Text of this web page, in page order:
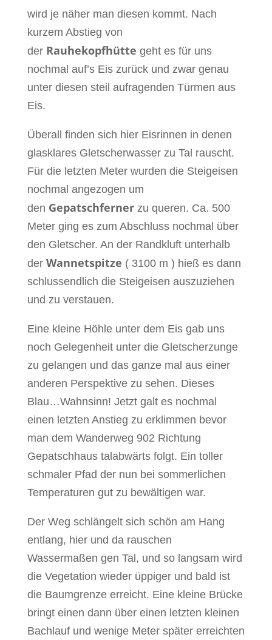
wird je näher man diesen kommt. Nach
kurzem Abstieg von
der Rauhekopfhütte geht es für uns
nochmal auf’s Eis zurück und zwar genau
unter diesen steil aufragenden Türmen aus
Eis.
Überall finden sich hier Eisrinnen in denen
glasklares Gletscherwasser zu Tal rauscht.
Für die letzten Meter wurden die Steigeisen
nochmal angezogen um
den Gepatschferner zu queren. Ca. 500
Meter ging es zum Abschluss nochmal über
den Gletscher. An der Randkluft unterhalb
der Wannetspitze ( 3100 m ) hieß es dann
schlussendlich die Steigeisen auszuziehen
und zu verstauen.
Eine kleine Höhle unter dem Eis gab uns
noch Gelegenheit unter die Gletscherzunge
zu gelangen und das ganze mal aus einer
anderen Perspektive zu sehen. Dieses
Blau…Wahnsinn! Jetzt galt es nochmal
einen letzten Anstieg zu erklimmen bevor
man dem Wanderweg 902 Richtung
Gepatschhaus talabwärts folgt. Ein toller
schmaler Pfad der nun bei sommerlichen
Temperaturen gut zu bewältigen war.
Der Weg schlängelt sich schön am Hang
entlang, hier und da rauschen
Wassermaßen gen Tal, und so langsam wird
die Vegetation wieder üppiger und bald ist
die Baumgrenze erreicht. Eine kleine Brücke
bringt einen dann über einen letzten kleinen
Bachlauf und wenige Meter später erreichten